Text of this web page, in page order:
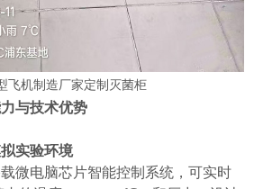
飞机制造厂家定制灭菌柜
与技术优势
实验环境
微电脑芯片智能控制系统，可实时